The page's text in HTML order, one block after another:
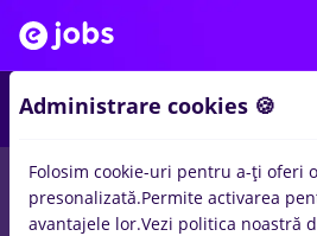
locuri de muncacu salarii
StudentinBanci, IT / Telecom
Administrare cookies 🍪
Folosim cookie-uri pentru a-ți oferi
presonalizată.Permite activarea
avantajele lor.Vezi politica noastră